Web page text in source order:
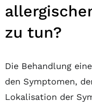
zu tun?
Die Behandlung
den Symptomen,
Lokalisation der